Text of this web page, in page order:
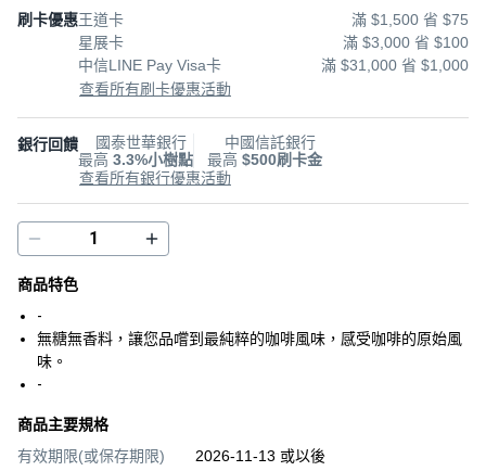
刷卡優惠王道卡
滿 $1,500 省 $75
星展卡
滿 $3,000 省 $100
中信LINE Pay Visa卡
滿 $31,000 省 $1,000
查看所有刷卡優惠活動
銀行回饋
國泰世華銀行
最高 3.3%小樹點
中國信託銀行
最高 $500刷卡金
查看所有銀行優惠活動
商品特色
-
無糖無香料，讓您品嚐到最純粹的咖啡風味，感受咖啡的原始風
味。
-
商品主要規格
有效期限(或保存期限)
2026-11-13 或以後